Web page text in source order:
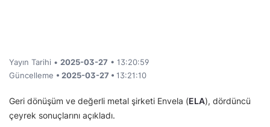
Yayın Tarihi • 2025-03-27 • 13:20:59
Güncelleme • 2025-03-27 • 13:21:10
Geri dönüşüm ve değerli metal şirketi Envela (ELA), dördüncü
çeyrek sonuçlarını açıkladı.